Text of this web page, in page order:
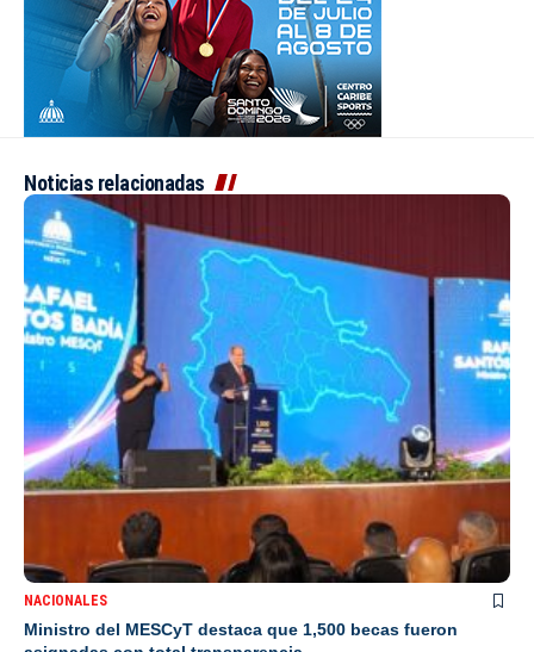
Noticias relacionadas
NACIONALES
Ministro del MESCyT destaca que 1,500 becas fueron